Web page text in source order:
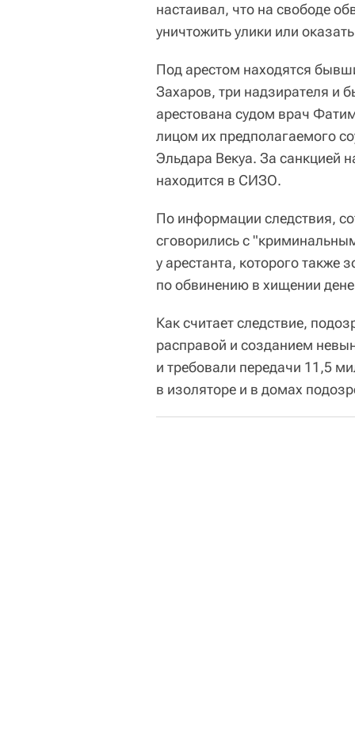
настаивал, что на свободе
уничтожить улики или
Под арестом находятся
Захаров, три надзирателя и
арестована судом врач
лицом их предполагаемого
Эльдара Векуа. За санкцией
находится в СИЗО.
По информации следствия,
сговорились с
у арестанта, которого
по обвинению в хищении
Как считает следствие,
расправой и созданием
и требовали передачи 11,5
в изоляторе и в домах